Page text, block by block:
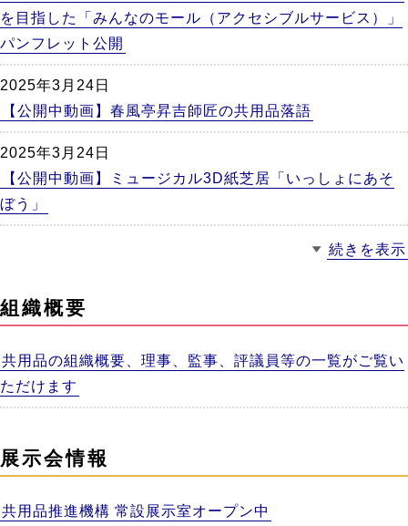
を目指した「みんなのモール（アクセシブルサービス）」
パンフレット公開
2025年3月24日
【公開中動画】春風亭昇吉師匠の共用品落語
2025年3月24日
【公開中動画】ミュージカル3D紙芝居「いっしょにあそ
ぼう」
続きを表示
組織概要
共用品の組織概要、理事、監事、評議員等の一覧がご覧い
ただけます
展示会情報
共用品推進機構 常設展示室オープン中